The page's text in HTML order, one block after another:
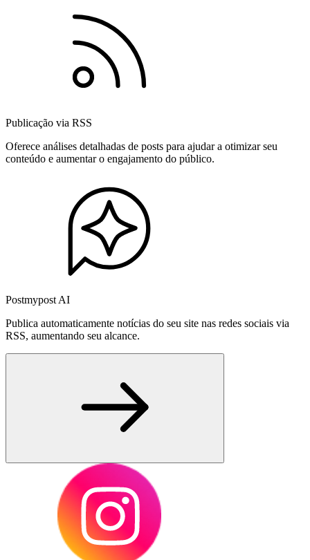
Publicação via RSS
Oferece análises detalhadas de posts para ajudar a otimizar seu
conteúdo e aumentar o engajamento do público.
Postmypost AI
Publica automaticamente notícias do seu site nas redes sociais via
RSS, aumentando seu alcance.